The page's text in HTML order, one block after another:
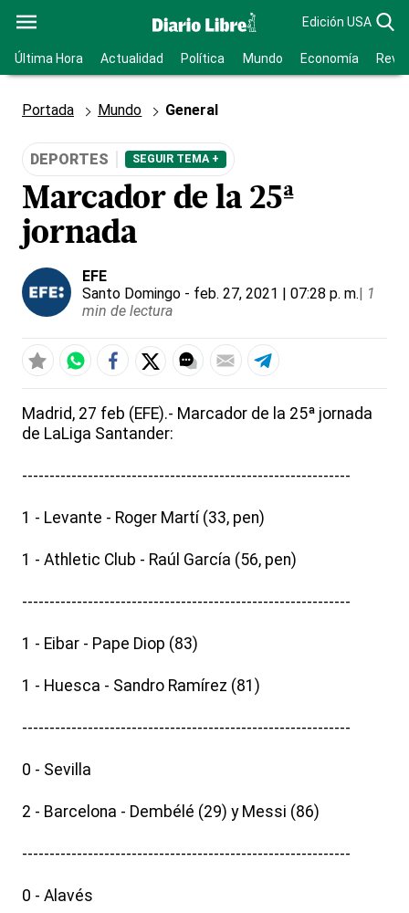
Edición USA
Última Hora Actualidad Política Mundo Economía
Portada Mundo General
DEPORTES SEGUIR TEMA +
Marcador de la 25ª
jornada
EFE
Santo Domingo - feb. 27, 2021 | 07:28 p. m.| 1
min de lectura
Madrid, 27 feb (EFE).- Marcador de la 25ª jornada
de LaLiga Santander:
------------------------------------------------------------
1 - Levante - Roger Martí (33, pen)
1 - Athletic Club - Raúl García (56, pen)
------------------------------------------------------------
1 - Eibar - Pape Diop (83)
1 - Huesca - Sandro Ramírez (81)
------------------------------------------------------------
0 - Sevilla
2 - Barcelona - Dembélé (29) y Messi (86)
------------------------------------------------------------
0 - Alavés